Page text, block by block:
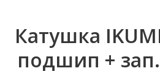
Катушка
подшип +